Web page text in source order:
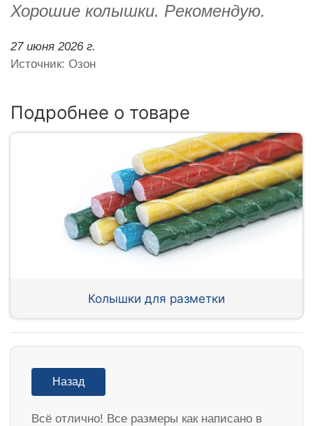
Хорошие колышки. Рекомендую.
27 июня 2026 г.
Источник: Озон
Подробнее о товаре
Колышки для разметки
Назад
Всё отлично! Все размеры как написано в